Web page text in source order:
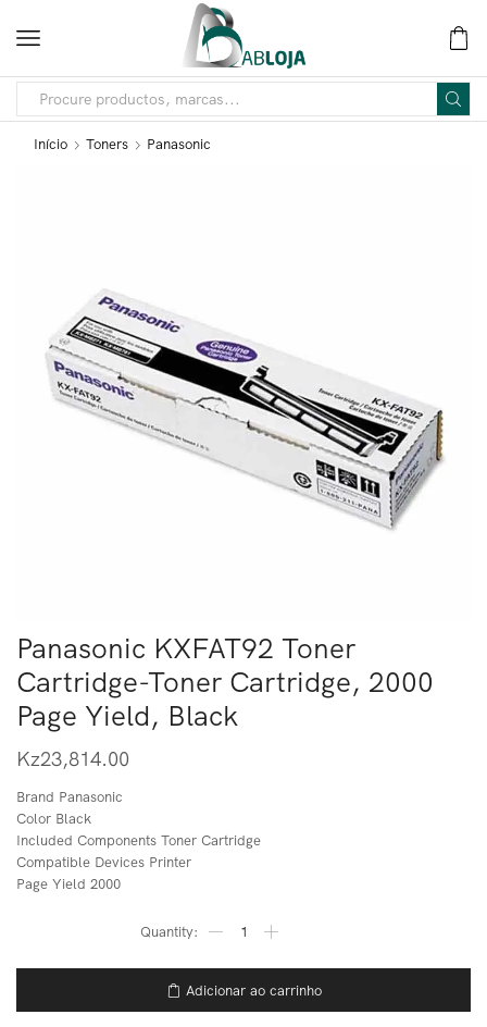
Início Toners Panasonic
Panasonic KXFAT92 Toner
Cartridge-Toner Cartridge, 2000
Page Yield, Black
Kz23,814.00
Brand Panasonic
Color Black
Included Components Toner Cartridge
Compatible Devices Printer
Page Yield 2000
Adicionar ao carrinho